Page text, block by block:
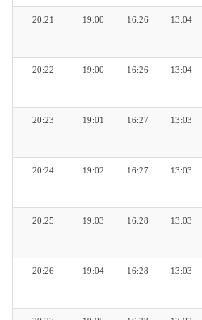
13:04
16:26
19:00
20:21
13:04
16:26
19:00
20:22
13:03
16:27
19:01
20:23
13:03
16:27
19:02
20:24
13:03
16:28
19:03
20:25
13:03
16:28
19:04
20:26